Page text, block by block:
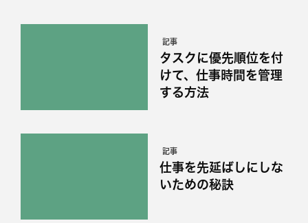
記事
タスクに優先順位を付
けて、仕事時間を管理
する方法
記事
仕事を先延ばしにしな
いための秘訣